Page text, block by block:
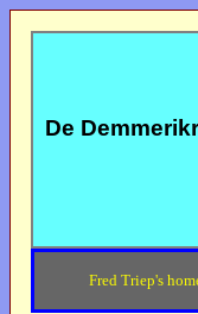
De
Fred Triep's